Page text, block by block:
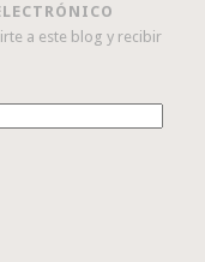
a este blog y recibir